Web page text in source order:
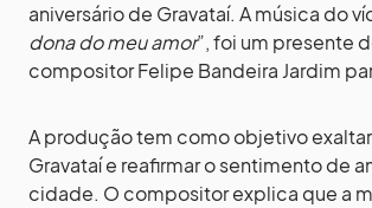
aniversário de Gravataí. A música do
dona do meu amor”, foi um presente
compositor Felipe Bandeira Jardim
A produção tem como objetivo
Gravataí e reafirmar o sentimento de
cidade. O compositor explica que a